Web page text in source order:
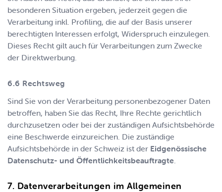
besonderen Situation ergeben, jederzeit gegen die
Verarbeitung inkl. Profiling, die auf der Basis unserer
berechtigten Interessen erfolgt, Widerspruch einzulegen.
Dieses Recht gilt auch für Verarbeitungen zum Zwecke
der Direktwerbung.
Rechtsweg
Sind Sie von der Verarbeitung personenbezogener Daten
betroffen, haben Sie das Recht, Ihre Rechte gerichtlich
durchzusetzen oder bei der zuständigen Aufsichtsbehörde
eine Beschwerde einzureichen. Die zuständige
Aufsichtsbehörde in der Schweiz ist der Eidgenössische
Datenschutz- und Öffentlichkeitsbeauftragte.
Datenverarbeitungen im Allgemeinen